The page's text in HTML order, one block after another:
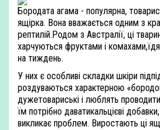
Бородата агама - популярна,
ящірка. Вона вважається одним з
рептилій.Родом з Австралії, ці
харчуються фруктами і
на тиждень.
У них є особливі складки шкіри
роздуваються характерною
дужетовариські і люблять
їм потрібно даватикальцієві
викликає проблем. Виростають ці